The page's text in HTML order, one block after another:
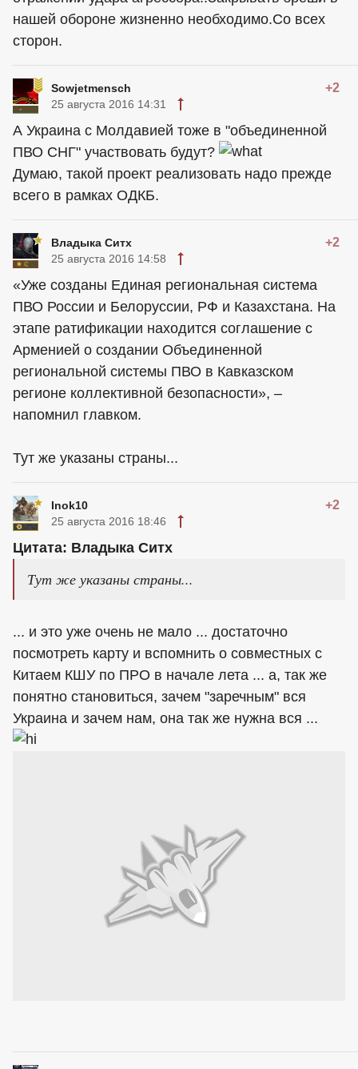
нашей обороне жизненно необходимо.Со всех
сторон.
Sowjetmensch +2
25 августа 2016 14:31
А Украина с Молдавией тоже в "объединенной
ПВО СНГ" участвовать будут?
Думаю, такой проект реализовать надо прежде
всего в рамках ОДКБ.
Владыка Ситх +2
25 августа 2016 14:58
«Уже созданы Единая региональная система
ПВО России и Белоруссии, РФ и Казахстана. На
этапе ратификации находится соглашение с
Арменией о создании Объединенной
региональной системы ПВО в Кавказском
регионе коллективной безопасности», –
напомнил главком.
Тут же указаны страны...
Inok10 +2
25 августа 2016 18:46
Цитата: Владыка Ситх
Тут же указаны страны...
... и это уже очень не мало ... достаточно
посмотреть карту и вспомнить о совместных с
Китаем КШУ по ПРО в начале лета ... а, так же
понятно становиться, зачем "заречным" вся
Украина и зачем нам, она так же нужна вся ...